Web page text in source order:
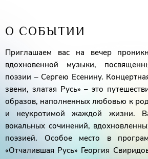
О СОБЫТИИ
Приглашаем вас на вечер
вдохновенной музыки,
поэзии – Сергею Есенину.
звени, златая Русь» – это
образов, наполненных любовью к
и неукротимой жаждой жизни.
вокальных сочинений,
поэзией. Особое место в
«Отчалившая Русь» Георгия